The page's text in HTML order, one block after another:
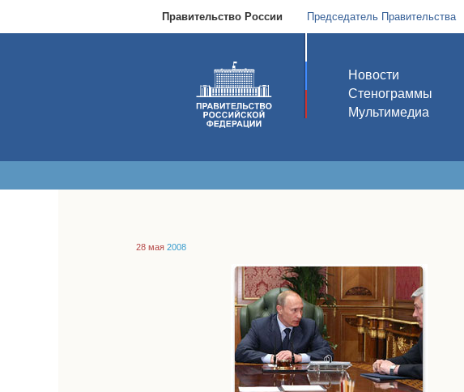
Правительство России Председатель Правительства
Новости
Стенограммы
Мультимедиа
28 мая 2008